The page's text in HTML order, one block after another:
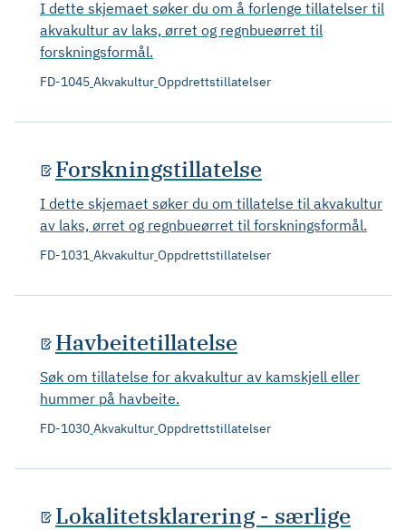
I dette skjemaet søker du om å forlenge tillatelser til
akvakultur av laks, ørret og regnbueørret til
forskningsformål.
FD-1045 Akvakultur Oppdrettstillatelser
Forskningstillatelse
I dette skjemaet søker du om tillatelse til akvakultur
av laks, ørret og regnbueørret til forskningsformål.
FD-1031 Akvakultur Oppdrettstillatelser
Havbeitetillatelse
Søk om tillatelse for akvakultur av kamskjell eller
hummer på havbeite.
FD-1030 Akvakultur Oppdrettstillatelser
Lokalitetsklarering - særlige